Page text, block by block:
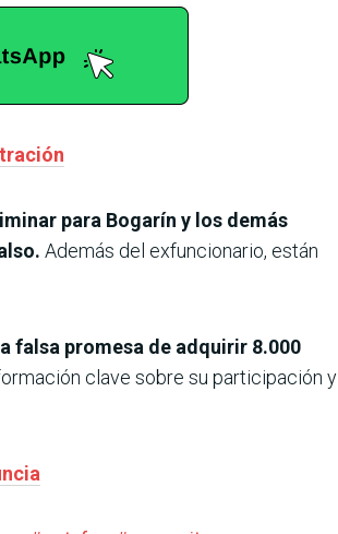
para Bogarín y los demás
Además del exfuncionario, están
falsa promesa de adquirir 8.000
clave sobre su participación y